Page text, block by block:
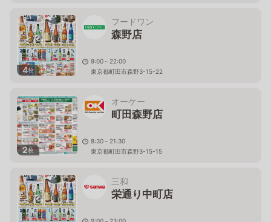
4枚
フードワン
森野店
9:00～22:00
東京都町田市森野3-15-22
2枚
オーケー
町田森野店
8:30～21:30
東京都町田市森野3-15-15
三和
栄通り中町店